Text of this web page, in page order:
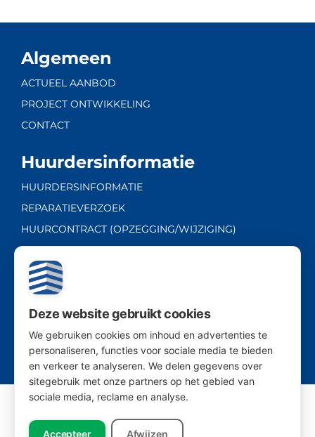
Algemeen
ACTUEEL AANBOD
PROJECT ONTWIKKELING
CONTACT
Huurdersinformatie
HUURDERSINFORMATIE
REPARATIEVERZOEK
HUURCONTRACT (OPZEGGING/WIJZIGING)
Ambachtsweg 20A| 2222 AL | Katwijk ZH
071 - 76 76 282
Disclaimer
Deze website gebruikt cookies
We gebruiken cookies om inhoud en advertenties te
personaliseren, functies voor sociale media te bieden
en verkeer te analyseren. We delen gegevens over
sitegebruik met onze partners op het gebied van
sociale media, reclame en analyse.
Accepteer Afwijzen